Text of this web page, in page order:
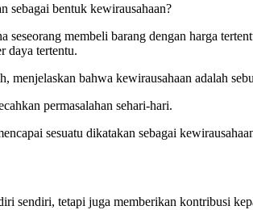
sebagai bentuk kewirausahaan?
membeli barang dengan harga
daya tertentu.
bahwa kewirausahaan adalah
permasalahan sehari-hari.
sesuatu dikatakan sebagai
sendiri, tetapi juga memberikan kontribusi